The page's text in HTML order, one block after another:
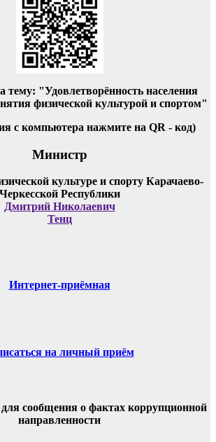
тему: "Удовлетворённость населения
физической культурой и спортом"
с компьютера нажмите на QR - код)
Министр
Дмитрий Николаевич
Тенц
Интернет-приёмная
на личный приём
сообщения о фактах коррупционной
направленности